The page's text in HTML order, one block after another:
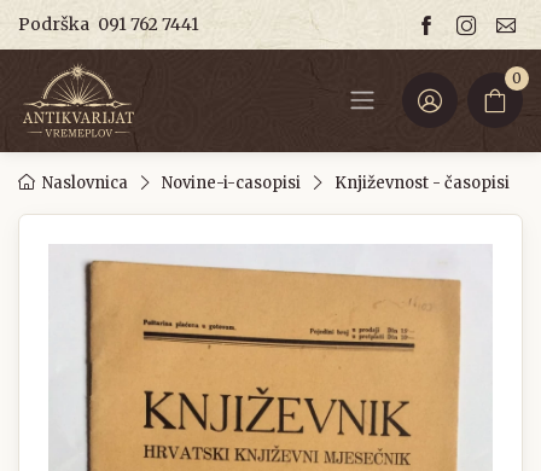
Podrška 091 762 7441
0
Naslovnica Novine-i-casopisi Književnost - časopisi